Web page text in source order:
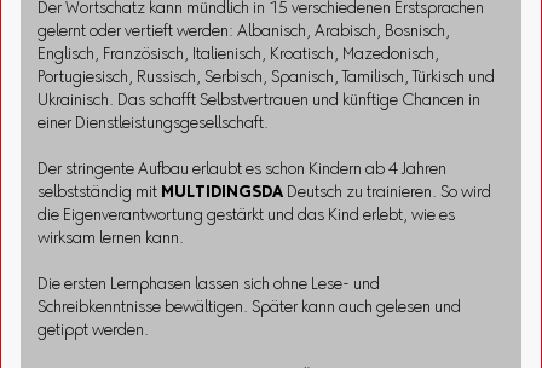
Der Wortschatz kann mündlich in 15 verschiedenen Erstsprachen
gelernt oder vertieft werden: Albanisch, Arabisch, Bosnisch,
Englisch, Französisch, Italienisch, Kroatisch, Mazedonisch,
Portugiesisch, Russisch, Serbisch, Spanisch, Tamilisch, Türkisch und
Ukrainisch. Das schafft Selbstvertrauen und künftige Chancen in
einer Dienstleistungsgesellschaft.
Der stringente Aufbau erlaubt es schon Kindern ab 4 Jahren
selbstständig mit MULTIDINGSDA Deutsch zu trainieren. So wird
die Eigenverantwortung gestärkt und das Kind erlebt, wie es
wirksam lernen kann.
Die ersten Lernphasen lassen sich ohne Lese- und
Schreibkenntnisse bewältigen. Später kann auch gelesen und
getippt werden.